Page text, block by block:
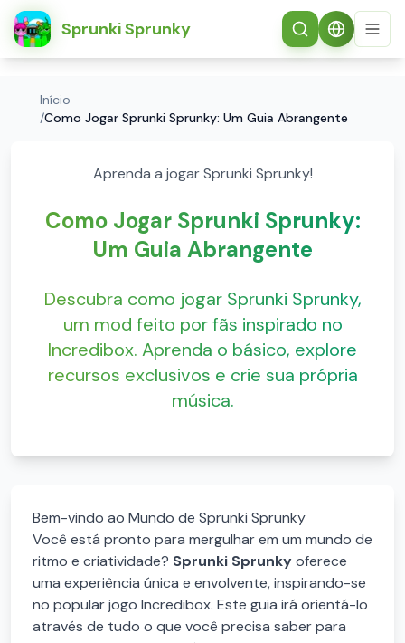
Sprunki Sprunky
简体中文
Início
/Como Jogar Sprunki Sprunky: Um Guia Abrangente
Aprenda a jogar Sprunki Sprunky!
Como Jogar Sprunki Sprunky:
Um Guia Abrangente
Descubra como jogar Sprunki Sprunky,
um mod feito por fãs inspirado no
Incredibox. Aprenda o básico, explore
recursos exclusivos e crie sua própria
música.
Bem-vindo ao Mundo de Sprunki Sprunky
Você está pronto para mergulhar em um mundo de
ritmo e criatividade? Sprunki Sprunkyoferece
uma experiência única e envolvente, inspirando-se
no popular jogo Incredibox. Este guia irá orientá-lo
através de tudo o que você precisa saber para